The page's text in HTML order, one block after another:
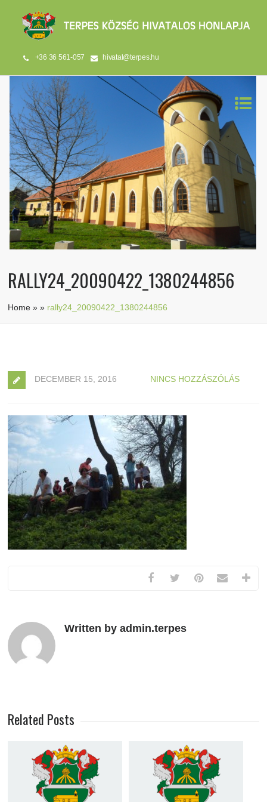
+36 36 561-057 hivatal@terpes.hu
RALLY24_20090422_1380244856
Home »» rally24_20090422_1380244856
DECEMBER 15, 2016 NINCS HOZZÁSZÓLÁS
Written by admin.terpes
Related Posts